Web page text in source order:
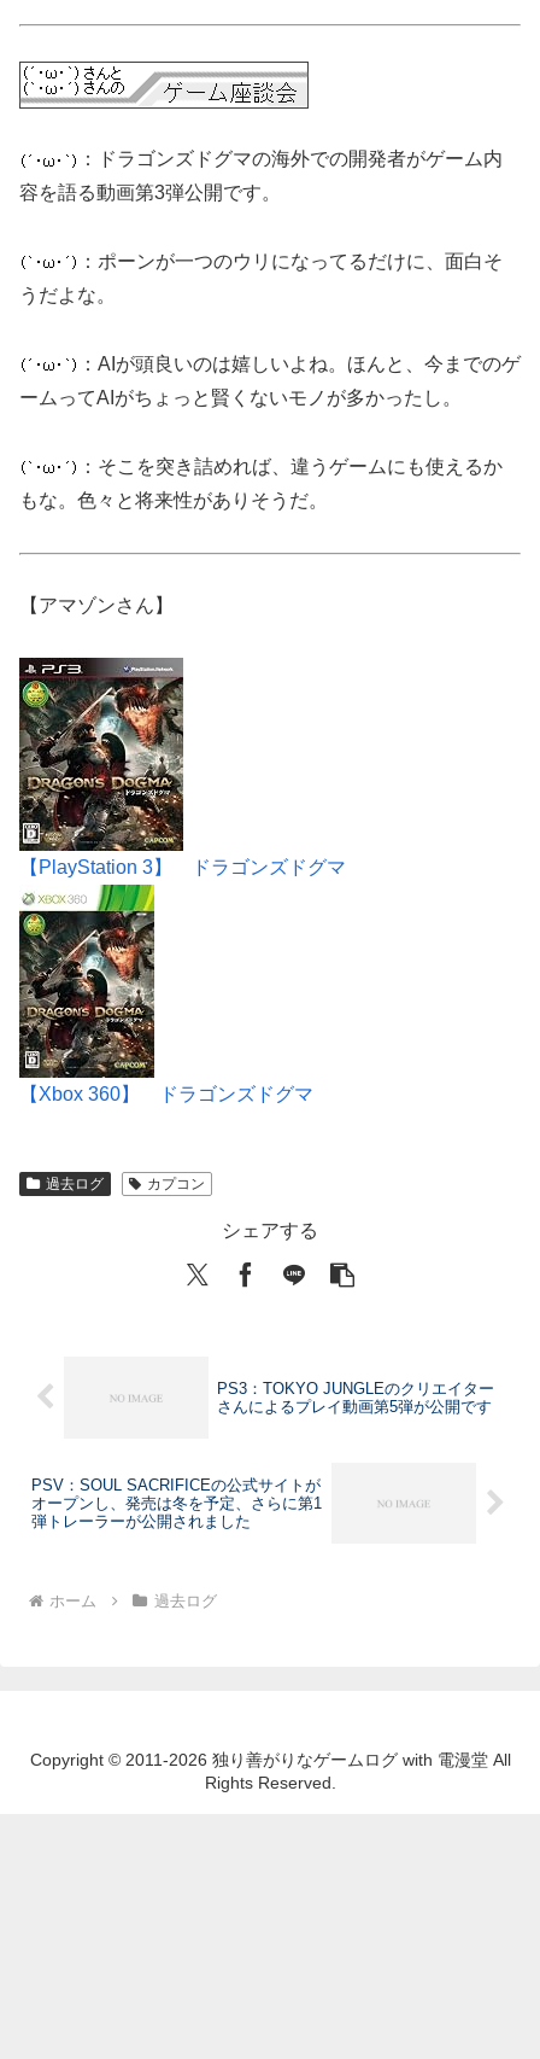
：ドラゴンズドグマの海外での開発者がゲーム内
容を語る動画第3弾公開です。
：ポーンが一つのウリになってるだけに、面白そ
うだよな。
：AIが頭良いのは嬉しいよね。ほんと、今までのゲ
ームってAIがちょっと賢くないモノが多かったし。
：そこを突き詰めれば、違うゲームにも使えるか
もな。色々と将来性がありそうだ。
【アマゾンさん】
【PlayStation 3】 ドラゴンズドグマ
【Xbox 360】 ドラゴンズドグマ
過去ログ カプコン
シェアする
PS3：TOKYO JUNGLEのクリエイター
さんによるプレイ動画第5弾が公開です
PSV：SOUL SACRIFICEの公式サイトが
オープンし、発売は冬を予定、さらに第1
弾トレーラーが公開されました
ホーム 過去ログ
Copyright © 2011-2026 独り善がりなゲームログ with 電漫堂 All
Rights Reserved.